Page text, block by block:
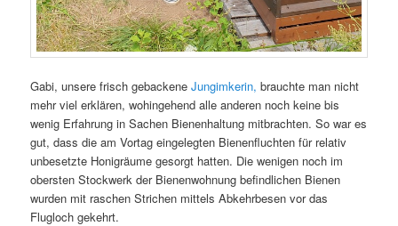
Gabi, unsere frisch gebackeneJungimkerin, brauchte man nicht
mehr viel erklären, wohingehend alle anderen noch keine bis
wenig Erfahrung in Sachen Bienenhaltung mitbrachten. So war es
gut, dass die am Vortag eingelegten Bienenfluchten für relativ
unbesetzte Honigräume gesorgt hatten. Die wenigen noch im
obersten Stockwerk der Bienenwohnung befindlichen Bienen
wurden mit raschen Strichen mittels Abkehrbesen vor das
Flugloch gekehrt.